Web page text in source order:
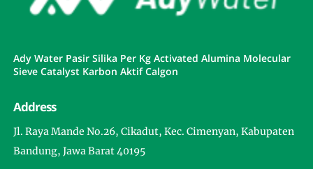
Ady Water Pasir Silika Per Kg Activated Alumina Molecular
Sieve Catalyst Karbon Aktif Calgon
Address
Jl. Raya Mande No.26, Cikadut, Kec. Cimenyan, Kabupaten
Bandung, Jawa Barat 40195